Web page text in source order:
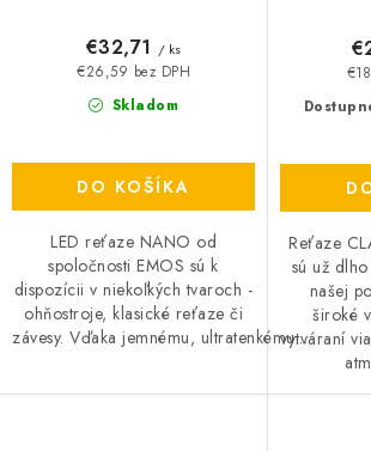
Skladom
€26,59 bez DPH
€32,71 / ks
DO KOŠÍKA
LED reťaze NANO od
spoločnosti EMOS sú k
dispozícii v niekoľkých tvaroch -
ohňostroje, klasické reťaze či
závesy. Vďaka jemnému, ultratenkému...
Reťaze
sú už
našej
široké
vytváraní